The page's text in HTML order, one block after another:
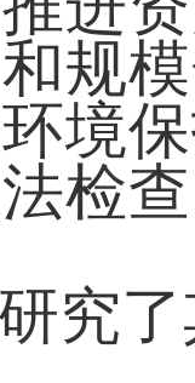
规
境
检
了